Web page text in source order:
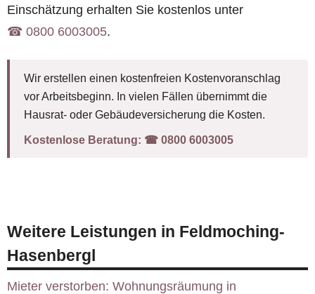
Einschätzung erhalten Sie kostenlos unter
☎︎ 0800 6003005.
Wir erstellen einen kostenfreien Kostenvoranschlag
vor Arbeitsbeginn. In vielen Fällen übernimmt die
Hausrat- oder Gebäudeversicherung die Kosten.
Kostenlose Beratung: ☎︎ 0800 6003005
Weitere Leistungen in Feldmoching-
Hasenbergl
Mieter verstorben: Wohnungsräumung in